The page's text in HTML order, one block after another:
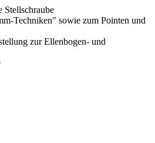
Stellschraube
Techniken" sowie zum Pointen und
zur Ellenbogen- und